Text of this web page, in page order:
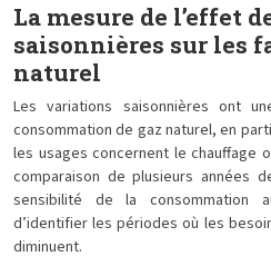
La mesure de l’effet
saisonnières sur les
naturel
Les variations saisonnières ont
consommation de gaz naturel, en
les usages concernent le chauffage
comparaison de plusieurs années
sensibilité de la consommation
d’identifier les périodes où les
diminuent.